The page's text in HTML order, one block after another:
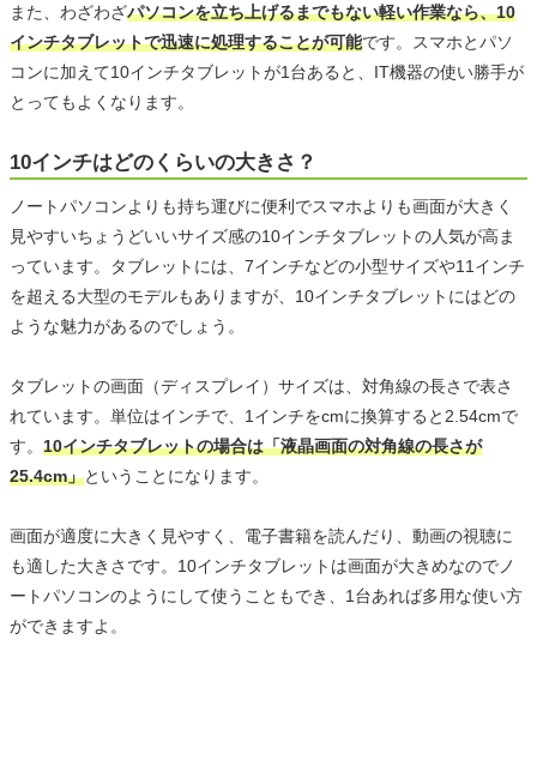
また、わざわざパソコンを立ち上げるまでもない軽い作業なら、10
インチタブレットで迅速に処理することが可能です。スマホとパソ
コンに加えて10インチタブレットが1台あると、IT機器の使い勝手が
とってもよくなります。
10インチはどのくらいの大きさ？
ノートパソコンよりも持ち運びに便利でスマホよりも画面が大きく
見やすいちょうどいいサイズ感の10インチタブレットの人気が高ま
っています。タブレットには、7インチなどの小型サイズや11インチ
を超える大型のモデルもありますが、10インチタブレットにはどの
ような魅力があるのでしょう。
タブレットの画面（ディスプレイ）サイズは、対角線の長さで表さ
れています。単位はインチで、1インチをcmに換算すると2.54cmで
す。 10インチタブレットの場合は「液晶画面の対角線の長さが
25.4cm」ということになります。
画面が適度に大きく見やすく、電子書籍を読んだり、動画の視聴に
も適した大きさです。10インチタブレットは画面が大きめなのでノ
ートパソコンのようにして使うこともでき、1台あれば多用な使い方
ができますよ。